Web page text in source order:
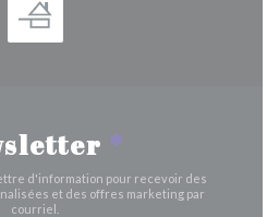
*
d'information pour recevoir des
et des offres marketing par
courriel.